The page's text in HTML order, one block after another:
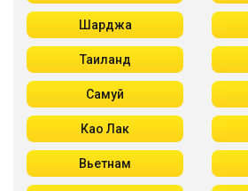
Шарджа
Таиланд
Самуй
Као Лак
Вьетнам